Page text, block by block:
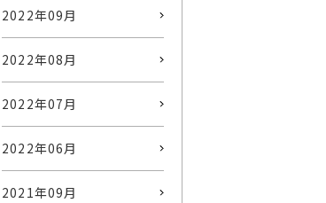
2022年09月
2022年08月
2022年07月
2022年06月
2021年09月